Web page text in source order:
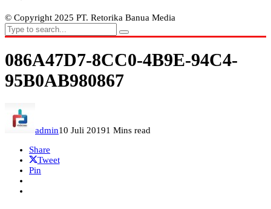
© Copyright 2025 PT. Retorika Banua Media
086A47D7-8CC0-4B9E-94C4-
95B0AB980867
admin10 Juli 20191 Mins read
Share
Tweet
Pin